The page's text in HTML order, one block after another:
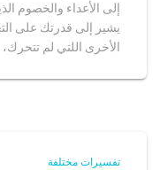
إلى الأعداء والخصوم
يشير إلى قدرتك على
الأخرى اللتي لم
تفسيرات مختلفة